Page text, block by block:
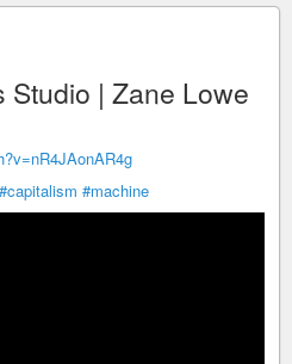
Studio | Zane Lowe
#capitalism #machine